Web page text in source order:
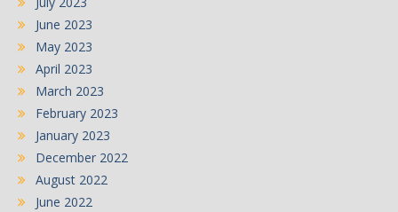
June 2023
May 2023
April 2023
March 2023
February 2023
January 2023
December 2022
August 2022
June 2022